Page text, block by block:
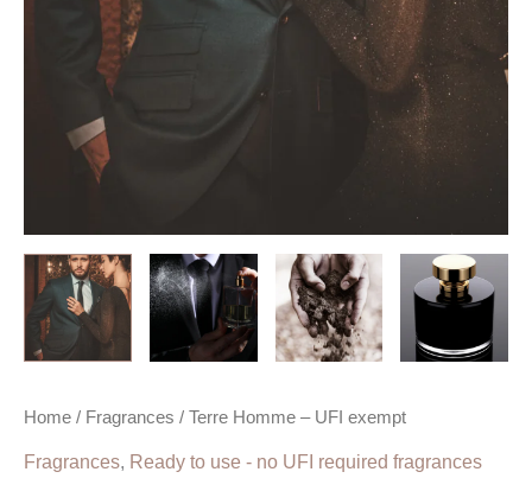
Home / Fragrances / Terre Homme – UFI exempt
Fragrances, Ready to use - no UFI required fragrances